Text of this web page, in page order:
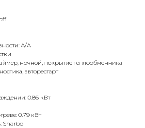
A/А
ночной, покрытие теплообменника
авторестарт
0.86 кВт
0.79 кВт
Sharbo